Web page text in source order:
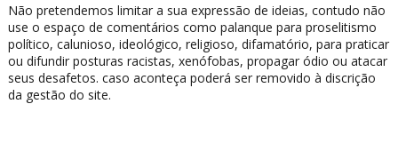
Não pretendemos limitar a sua expressão de ideias, contudo não
use o espaço de comentários como palanque para proselitismo
político, calunioso, ideológico, religioso, difamatório, para praticar
ou difundir posturas racistas, xenófobas, propagar ódio ou atacar
seus desafetos. caso aconteça poderá ser removido à discrição
da gestão do site.